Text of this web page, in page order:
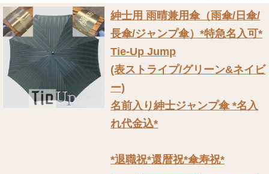
紳士用 雨晴兼用傘（雨傘/日傘/
長傘/ジャンプ傘） *特急名入可*
Tie-Up Jump
(表ストライプ/グリーン&ネイビ
ー)
名前入り紳士ジャンプ傘 *名入
れ代金込*
*退職祝*還暦祝*傘寿祝*